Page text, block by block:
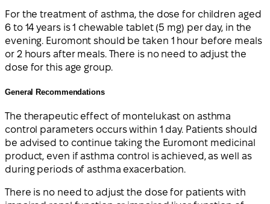
For the treatment of asthma, the dose for children aged
6 to 14 years is 1 chewable tablet (5 mg) per day, in the
evening. Euromont should be taken 1 hour before meals
or 2 hours after meals. There is no need to adjust the
dose for this age group.
General Recommendations
The therapeutic effect of montelukast on asthma
control parameters occurs within 1 day. Patients should
be advised to continue taking the Euromont medicinal
product, even if asthma control is achieved, as well as
during periods of asthma exacerbation.
There is no need to adjust the dose for patients with